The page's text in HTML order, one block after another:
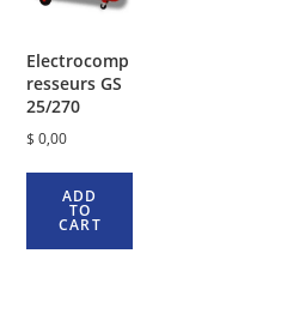
Electrocomp
resseurs GS
25/270
$ 0,00
ADD
TO
CART